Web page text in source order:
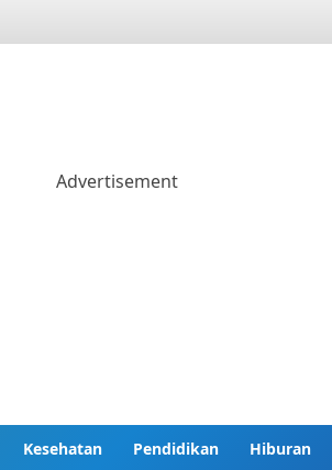
Kesehatan Pendidikan Hiburan